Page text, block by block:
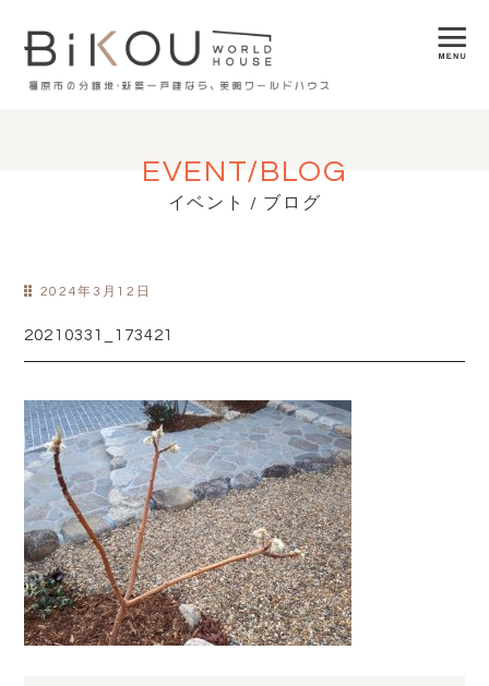
EVENT/BLOG
イベント / ブログ
2024年3月12日
20210331_173421